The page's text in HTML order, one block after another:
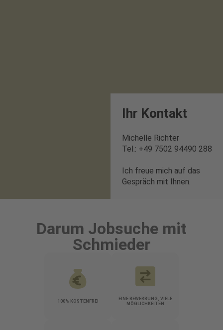
Ihr Kontakt
Michelle Richter
Tel.: +49 7502 94490 288
Ich freue mich auf das
Gespräch mit Ihnen.
Darum Jobsuche mit
Schmieder
100% KOSTENFREI
EINE BEWERBUNG, VIELE
MÖGLICHKEITEN